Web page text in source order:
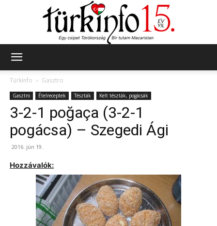
Türkinfo
Gasztro
Gasztro Ételreceptek Tészták Kelt tészták, pogácsák
3-2-1 poğaça (3-2-1
pogácsa) – Szegedi Ági
2016. jún 19.
Hozzávalók: